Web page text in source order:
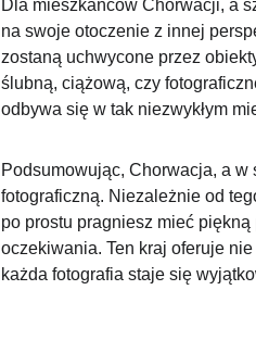
Dla mieszkańców Chorwacji, a
na swoje otoczenie z innej
zostaną uchwycone przez
ślubną, ciążową, czy
odbywa się w tak niezwykłym
Podsumowując, Chorwacja, a
fotograficzną. Niezależnie od
po prostu pragniesz mieć
oczekiwania. Ten kraj oferuje
każda fotografia staje się